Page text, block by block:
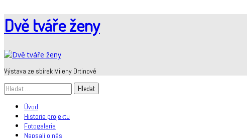
Skip
to
Dvě tváře ženy
Výstava ze sbírek Mileny Drtinové
Vyhledávání
Úvod
Historie projektu
Fotogalerie
Napsali o nás